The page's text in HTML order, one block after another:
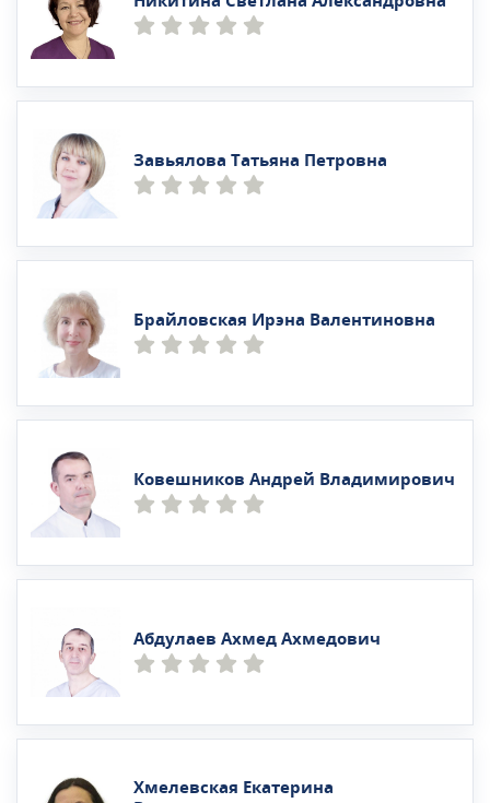
Завьялова Татьяна Петровна
Брайловская Ирэна Валентиновна
Ковешников Андрей Владимирович
Абдулаев Ахмед Ахмедович
Хмелевская Екатерина